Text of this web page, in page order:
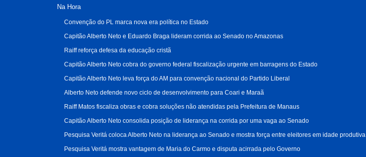
Na Hora
Convenção do PL marca nova era política no Estado
Capitão Alberto Neto e Eduardo Braga lideram corrida ao Senado no Amazonas
Raiff reforça defesa da educação cristã
Capitão Alberto Neto cobra do governo federal fiscalização urgente em barragens do Estado
Capitão Alberto Neto leva força do AM para convenção nacional do Partido Liberal
Alberto Neto defende novo ciclo de desenvolvimento para Coari e Maraã
Raiff Matos fiscaliza obras e cobra soluções não atendidas pela Prefeitura de Manaus
Capitão Alberto Neto consolida posição de liderança na corrida por uma vaga ao Senado
Pesquisa Veritá coloca Alberto Neto na liderança ao Senado e mostra força entre eleitores em idade produtiva
Pesquisa Veritá mostra vantagem de Maria do Carmo e disputa acirrada pelo Governo